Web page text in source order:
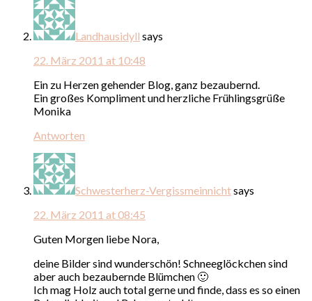
Landhausidyll says
22. März 2011 at 10:48
Ein zu Herzen gehender Blog, ganz bezaubernd.
Ein großes Kompliment und herzliche Frühlingsgrüße
Monika
Antworten
Schwesterherz-Vergissmeinnichtsays
22. März 2011 at 08:45
Guten Morgen liebe Nora,
deine Bilder sind wunderschön! Schneeglöckchen sind
aber auch bezaubernde Blümchen 🙂
Ich mag Holz auch total gerne und finde, dass es so einen